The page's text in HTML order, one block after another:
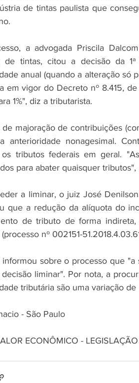
de tintas paulista que
a advogada Priscila
de tintas, citou a decisão da
anual (quando a alteração só
em vigor do Decreto nº 8.415,
1%", diz a tributarista.
de majoração de contribuições
anterioridade nonagesimal.
os tributos federais em geral.
para abater quaisquer
a liminar, o juiz José
que a redução da alíquota do
de tributo de forma
nº 002151-
informou sobre o processo que
liminar". Por nota, a
tributária são uma variação
- São Paulo
ECONÔMICO -